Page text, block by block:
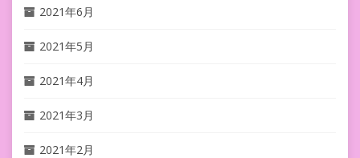
2021年6月
2021年5月
2021年4月
2021年3月
2021年2月